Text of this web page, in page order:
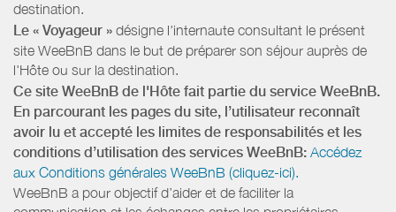
destination.
Le « Voyageur » désigne l'internaute consultant le présent
site WeeBnB dans le but de préparer son séjour auprès de
l'Hôte ou sur la destination.
Ce site WeeBnB de l'Hôte fait partie du service WeeBnB.
En parcourant les pages du site, l’utilisateur reconnaît
avoir lu et accepté les limites de responsabilités et les
conditions d’utilisation des services WeeBnB: Accédez
aux Conditions générales WeeBnB (cliquez-ici).
WeeBnB a pour objectif d’aider et de faciliter la